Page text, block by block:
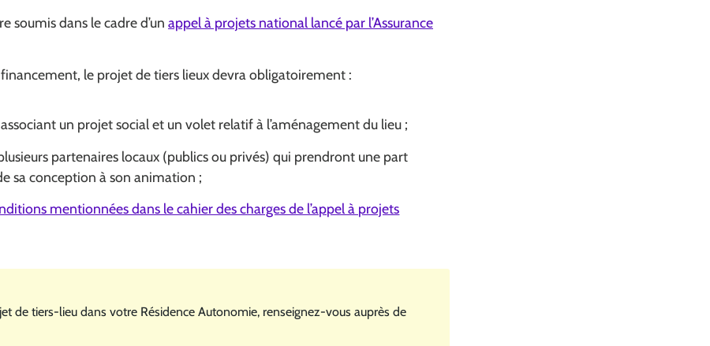
soumis dans le cadre d’un appel à projets national lancé par l’Assurance
le projet de tiers lieux devra obligatoirement :
un projet social et un volet relatif à l’aménagement du lieu ;
partenaires locaux (publics ou privés) qui prendront une part
sa conception à son animation ;
mentionnées dans le cahier des charges de l’appel à projets
dans une nouvelle fenêtre)
de tiers-lieu dans votre Résidence Autonomie, renseignez-vous auprès de